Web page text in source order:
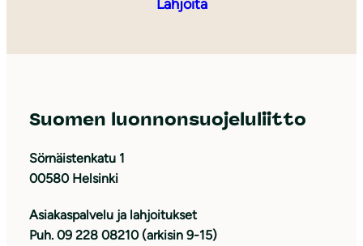
Lahjoita
Suomen luonnonsuojeluliitto
Sörnäistenkatu 1
00580 Helsinki
Asiakaspalvelu ja lahjoitukset
Puh. 09 228 08210 (arkisin 9-15)